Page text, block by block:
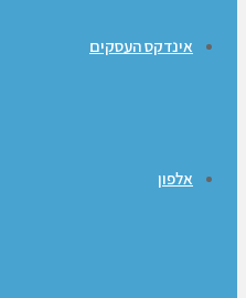
אינדקס העסקים
אלפון